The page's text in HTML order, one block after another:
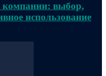
компании: выбор,
использование